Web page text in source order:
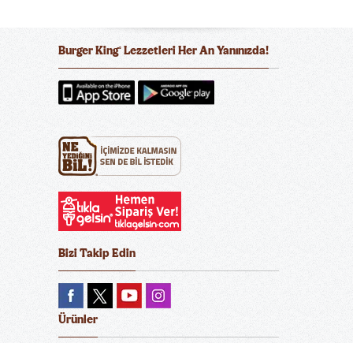
Burger King® Lezzetleri Her An Yanınızda!
Bizi Takip Edin
Ürünler